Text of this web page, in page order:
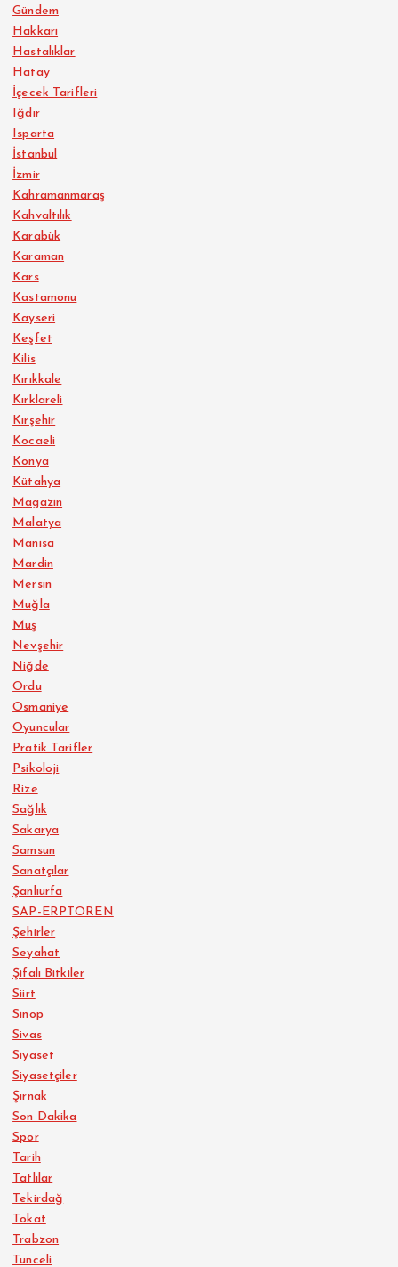
Gündem
Hakkari
Hastalıklar
Hatay
İçecek Tarifleri
Iğdır
Isparta
İstanbul
İzmir
Kahramanmaraş
Kahvaltılık
Karabük
Karaman
Kars
Kastamonu
Kayseri
Keşfet
Kilis
Kırıkkale
Kırklareli
Kırşehir
Kocaeli
Konya
Kütahya
Magazin
Malatya
Manisa
Mardin
Mersin
Muğla
Muş
Nevşehir
Niğde
Ordu
Osmaniye
Oyuncular
Pratik Tarifler
Psikoloji
Rize
Sağlık
Sakarya
Samsun
Sanatçılar
Şanlıurfa
SAP-ERPTOREN
Şehirler
Seyahat
Şifalı Bitkiler
Siirt
Sinop
Sivas
Siyaset
Siyasetçiler
Şırnak
Son Dakika
Spor
Tarih
Tatlılar
Tekirdağ
Tokat
Trabzon
Tunceli